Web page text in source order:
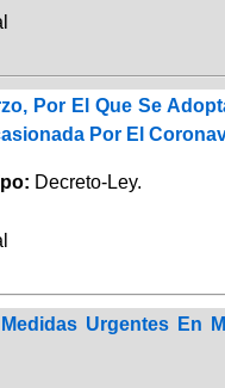
Por El Que Se
Por El
Decreto-Ley.
Urgentes